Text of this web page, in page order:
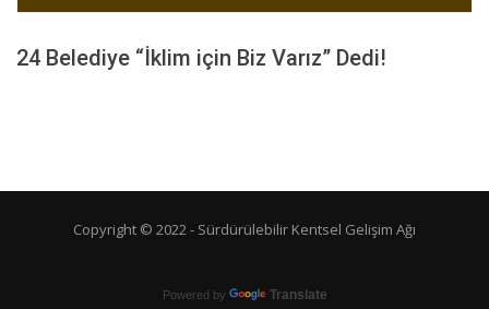
24 Belediye “İklim için Biz Varız” Dedi!
Copyright © 2022 - Sürdürülebilir Kentsel Gelişim Ağı
Powered by Translate